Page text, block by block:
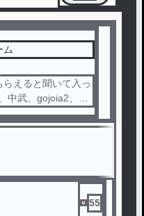
ム
らえると聞いて入っ
中武、gojoia2、GE
。そのゲームがま
だった。その中で
残ることができる
55